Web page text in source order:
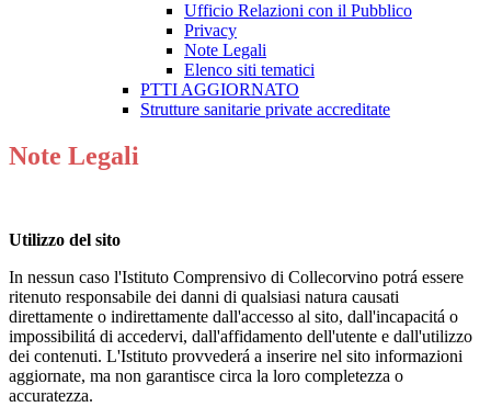
Ufficio Relazioni con il Pubblico
Privacy
Note Legali
Elenco siti tematici
PTTI AGGIORNATO
Strutture sanitarie private accreditate
Note Legali
Utilizzo del sito
In nessun caso l'Istituto Comprensivo di Collecorvino potrá essere
ritenuto responsabile dei danni di qualsiasi natura causati
direttamente o indirettamente dall'accesso al sito, dall'incapacitá o
impossibilitá di accedervi, dall'affidamento dell'utente e dall'utilizzo
dei contenuti. L'Istituto provvederá a inserire nel sito informazioni
aggiornate, ma non garantisce circa la loro completezza o
accuratezza.